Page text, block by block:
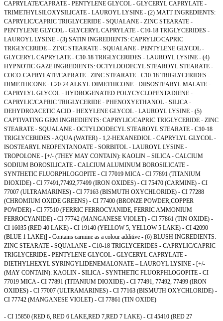
CAPRYLATE/CAPRATE - PENTYLENE GLYCOL - GLYCERYL CAPRYLATE -
TRIMETHYLSILOXYSILICATE - LAUROYL LYSINE - (2) MATT INGREDIENTS:
CAPRYLIC/CAPRIC TRIGLYCERIDE - SQUALANE - ZINC STEARATE -
PENTYLENE GLYCOL - GLYCERYL CAPRYLATE - C10-18 TRIGLYCERIDES -
LAUROYL LYSINE - (3) SATIN INGREDIENTS: CAPRYLIC/CAPRIC
TRIGLYCERIDE – ZINC STEARATE - SQUALANE - PENTYLENE GLYCOL -
GLYCERYL CAPRYLATE - C10-18 TRIGLYCERIDES - LAUROYL LYSINE - (4)
HYPNOTIC GAZE INGREDIENTS: OCTYLDODECYL STEAROYL STEARATE -
COCO-CAPRYLATE/CAPRATE - ZINC STEARATE - C10-18 TRIGLYCERIDES -
DIMETHICONE - C20-24 ALKYL DIMETHICONE - DIISOSTEARYL MALATE -
CAPRYLYL GLYCOL - HYDROGENATED POLYCYCLOPENTADIENE -
CAPRYLIC/CAPRIC TRIGLYCERIDE - PHENOXYETHANOL - SILICA -
DEHYDROACETIC ACID - HEXYLENE GLYCOL - LAUROYL LYSINE - (5)
CAPTIVATING GEM INGREDIENTS: CAPRYLIC/CAPRIC TRIGLYCERIDE - ZINC
STEARATE - SQUALANE - OCTYLDODECYL STEAROYL STEARATE - C10-18
TRIGLYCERIDES - AQUA (WATER) - 1,2-HEXANEDIOL - CAPRYLYL GLYCOL -
ISOSTEARYL NEOPENTANOATE - SORBITOL - LAUROYL LYSINE -
TROPOLONE - [+/- (THEY MAY CONTAIN): KAOLIN – SILICA - CALCIUM
SODIUM BOROSILICATE - CALCIUM ALUMINUM BOROSILICATE -
SYNTHETIC FLUORPHLOGOPITE - CI 77019 MICA - CI 77891 (TITANIUM
DIOXIDE) - CI 77491,77492,77499 (IRON OXIDES) - CI 75470 (CARMINE) - CI
77007 (ULTRAMARINES) - CI 77163 (BISMUTH OXYCHLORIDE) - CI 77288
(CHROMIUM OXIDE GREENS) - CI 77400 (BRONZE POWDER,COPPER
POWDER) - CI 77510 (FERRIC FERROCYANIDE, FERRIC AMMONIUM
FERROCYANIDE) - CI 77742 (MANGANESE VIOLET) - CI 77861 (TIN OXIDE) -
CI 16035 (RED 40 LAKE) - CI 19140 (YELLOW 5, YELLOW 5 LAKE) - CI 42090
(BLUE 1 LAKE)] - Contains carmine as a colour additive - (6) BLUSH INGREDIENTS:
ZINC STEARATE - SQUALANE - C10-18 TRIGLYCERIDES - CAPRYLIC/CAPRIC
TRIGLYCERIDE - PENTYLENE GLYCOL - GLYCERYL CAPRYLATE -
DIETHYLHEXYL SYRINGYLIDENEMALONATE – LAUROYL LYSINE - [+/-
(MAY CONTAIN): KAOLIN - SILICA - SYNTHETIC FLUORPHLOGOPITE - CI
77019 MICA - CI 77891 (TITANIUM DIOXIDE) - CI 77491, 77492, 77499 (IRON
OXIDES) - CI 77007 (ULTRAMARINES) - CI 77163 (BISMUTH OXYCHLORIDE) -
CI 77742 (MANGANESE VIOLET) - CI 77861 (TIN OXIDE)
- CI 15850 (RED 6, RED 6 LAKE,RED 7,RED 7 LAKE) - CI 45410 (RED 27